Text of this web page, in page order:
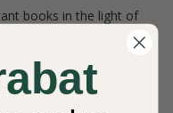
books in the light of
the World, they are of
a thorough
Zakir Naik.